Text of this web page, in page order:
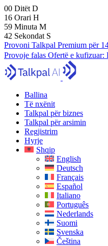
00 Ditët D
16 Orari H
59 Minuta M
41 Sekondat S
Provoni Talkpal Premium për
Provoje falas Ofertë e kufizuar:
Ballina
Të nxënit
Talkpal për biznes
Talkpal për arsimin
Regjistrim
Hyrje
Shqip
English
Deutsch
Français
Español
Italiano
Português
Nederlands
Suomi
Svenska
Čeština